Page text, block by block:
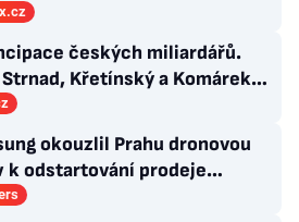
Naše Česko do celostátní
českých miliardářů.
Křetínský a Komárek
západní ikony
okouzlil Prahu dronovou
k odstartování prodeje
produktů